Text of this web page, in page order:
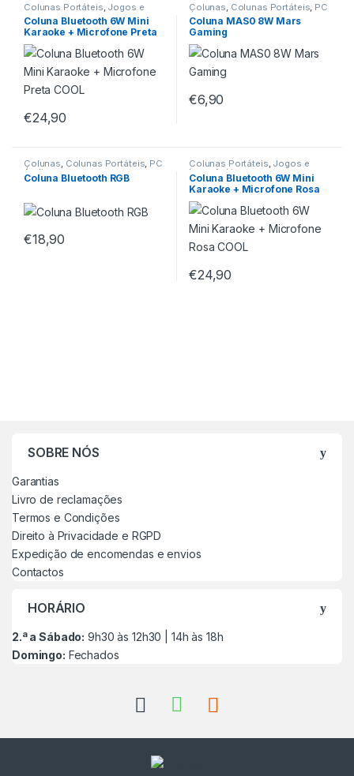
Colunas Portáteis Jogos e
Lazer Ar Livre
Coluna Bluetooth 6W Mini
Karaoke + Microfone Preta
COOL
€24,90
Colunas Colunas Portáteis PC
Áudio
Coluna MAS0 8W Mars
Gaming
€6,90
Colunas, Colunas Portáteis, PC
Áudio
Coluna Bluetooth RGB
€18,90
Colunas Portáteis, Jogos e
Lazer Ar Livre
Coluna Bluetooth 6W Mini
Karaoke + Microfone Rosa
COOL
€24,90
SOBRE NÓS
Garantias
Livro de reclamações
Termos e Condições
Direito à Privacidade e RGPD
Expedição de encomendas e envios
Contactos
HORÁRIO
2.ª a Sábado: 9h30 às 12h30 | 14h às 18h
Domingo: Fechados